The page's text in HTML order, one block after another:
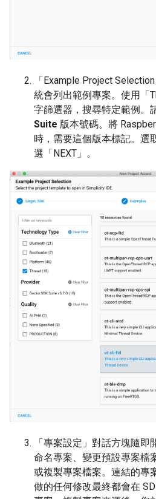
「Example Project
統會列出範例專案。使用「
字篩選器，搜尋特定範例。
Suite 版本號碼。將
時，需要這個版本標記。選
選「NEXT」 。
「專案設定」對話方塊隨
命名專案、變更預設專案檔
或複製專案檔案。連結的專
做的任何修改最終都會在